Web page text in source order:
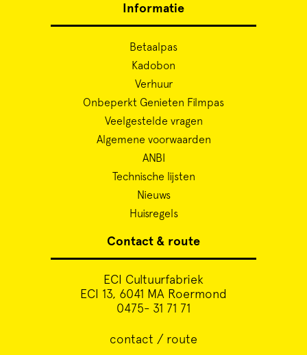
Informatie
Betaalpas
Kadobon
Verhuur
Onbeperkt Genieten Filmpas
Veelgestelde vragen
Algemene voorwaarden
ANBI
Technische lijsten
Nieuws
Huisregels
Contact & route
ECI Cultuurfabriek
ECI 13, 6041 MA Roermond
0475- 31 71 71
contact / route